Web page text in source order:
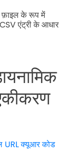
फ़ाइल के रूप में
एंट्री के आधार
URL क्यूआर कोड